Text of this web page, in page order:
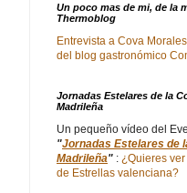
Un poco mas de mi, de la
Thermoblog
Entrevista a Cova
del blog gastronómico
Jornadas Estelares de la
Madrileña
Un pequeño vídeo del
"Jornadas Estelares de
Madrileña" : ¿Quieres
de Estrellas valenciana?